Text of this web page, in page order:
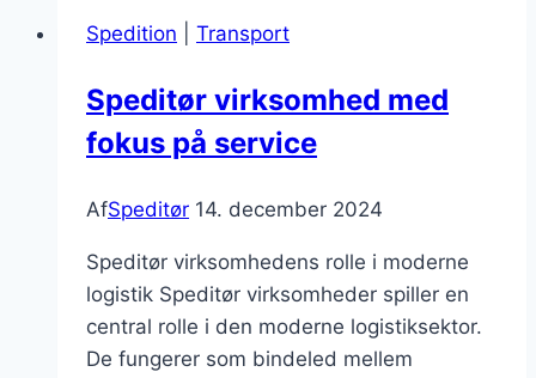
Spedition Transport
Speditør virksomhed med
fokus på service
AfSpeditør 14. december 2024
Speditør virksomhedens rolle i moderne
logistik Speditør virksomheder spiller en
central rolle i den moderne logistiksektor.
De fungerer som bindeled mellem